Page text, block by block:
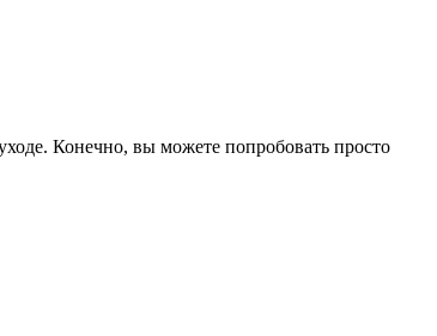
Конечно, вы можете попробовать просто